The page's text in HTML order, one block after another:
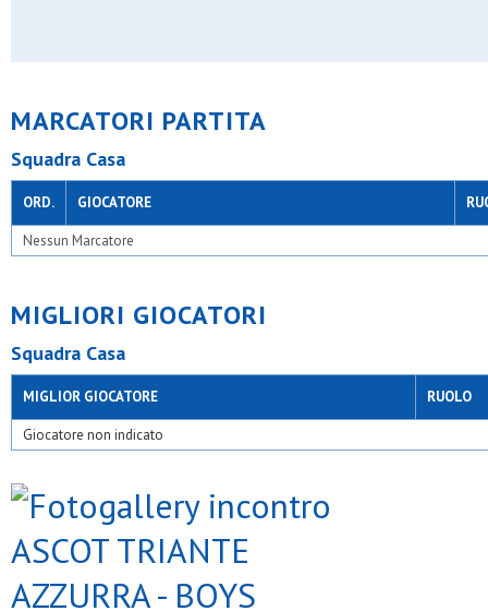
MARCATORI PARTITA
Squadra Casa
ORD. GIOCATORE
Nessun Marcatore
MIGLIORI GIOCATORI
Squadra Casa
MIGLIOR GIOCATORE RUOLO
Giocatore non indicato